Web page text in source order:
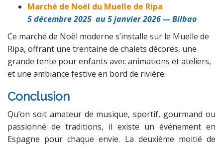
Marché de Noël du Muelle de Ripa
5 décembre 2025 au 5 janvier 2026 — Bilbao
Ce marché de Noël moderne s’installe sur le Muelle de
Ripa, offrant une trentaine de chalets décorés, une
grande tente pour enfants avec animations et ateliers,
et une ambiance festive en bord de rivière.
Conclusion
Qu’on soit amateur de musique, sportif, gourmand ou
passionné de traditions, il existe un événement en
Espagne pour chaque envie. La deuxième moitié de